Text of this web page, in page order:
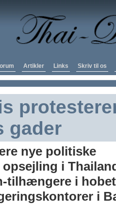
Artikler Links Skriv til os
gader
nye politiske
i
tilhængere i
i